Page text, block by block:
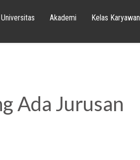
Universitas Akademi Kelas Karyawan
Ada Jurusan